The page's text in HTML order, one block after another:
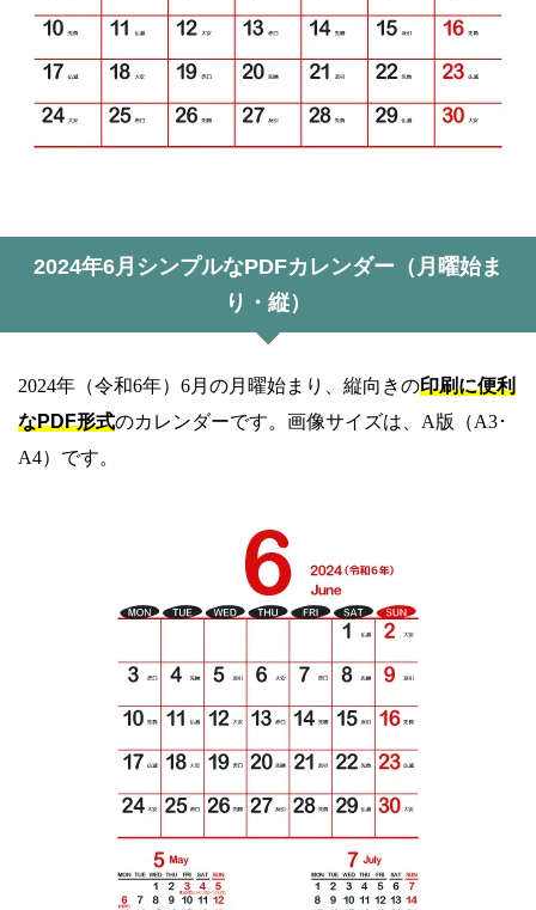
2024年6月シンプルなPDFカレンダー（月曜始ま
り・縦）
2024年（令和6年）6月の月曜始まり、縦向きの印刷に便利
なPDF形式のカレンダーです。画像サイズは、A版（A3･
A4）です。